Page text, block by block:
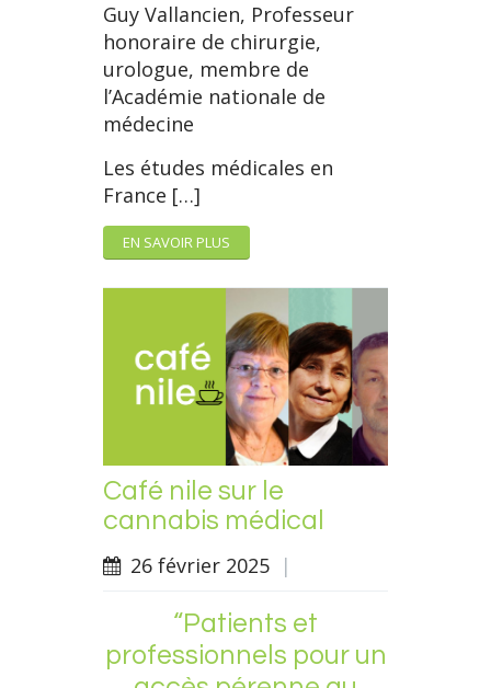
Guy Vallancien, Professeur
honoraire de chirurgie,
urologue, membre de
l’Académie nationale de
médecine
Les études médicales en
France […]
EN SAVOIR PLUS
Café nile sur le
cannabis médical
26 février 2025 |
“Patients et
professionnels pour un